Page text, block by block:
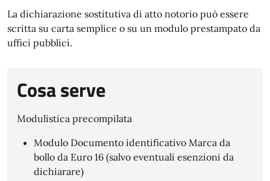
La dichiarazione sostitutiva di atto notorio può essere
scritta su carta semplice o su un modulo prestampato da
uffici pubblici.
Cosa serve
Modulistica precompilata
Modulo Documento identificativo Marca da
bollo da Euro 16 (salvo eventuali esenzioni da
dichiarare)